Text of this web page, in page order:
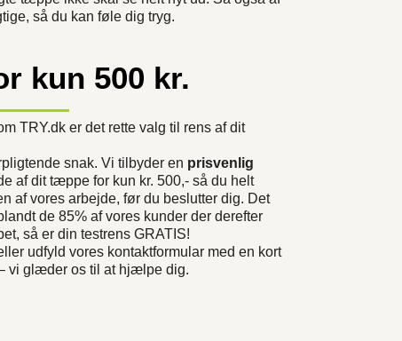
så du kan føle dig tryg.
kun 500 kr.
TRY.dk er det rette valg til rens af dit
snak. Vi tilbyder en prisvenlig
af dit tæppe for kun kr. 500,- så du helt
af vores arbejde, før du beslutter dig. Det
de 85% af vores kunder der derefter
så er din testrens GRATIS!
udfyld vores kontaktformular med en kort
vi glæder os til at hjælpe dig.